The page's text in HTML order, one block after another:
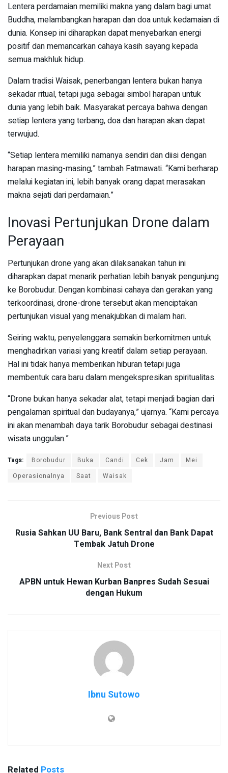
Lentera perdamaian memiliki makna yang dalam bagi umat
Buddha, melambangkan harapan dan doa untuk kedamaian di
dunia. Konsep ini diharapkan dapat menyebarkan energi
positif dan memancarkan cahaya kasih sayang kepada
semua makhluk hidup.
Dalam tradisi Waisak, penerbangan lentera bukan hanya
sekadar ritual, tetapi juga sebagai simbol harapan untuk
dunia yang lebih baik. Masyarakat percaya bahwa dengan
setiap lentera yang terbang, doa dan harapan akan dapat
terwujud.
“Setiap lentera memiliki namanya sendiri dan diisi dengan
harapan masing-masing,” tambah Fatmawati. “Kami berharap
melalui kegiatan ini, lebih banyak orang dapat merasakan
makna sejati dari perdamaian.”
Inovasi Pertunjukan Drone dalam
Perayaan
Pertunjukan drone yang akan dilaksanakan tahun ini
diharapkan dapat menarik perhatian lebih banyak pengunjung
ke Borobudur. Dengan kombinasi cahaya dan gerakan yang
terkoordinasi, drone-drone tersebut akan menciptakan
pertunjukan visual yang menakjubkan di malam hari.
Seiring waktu, penyelenggara semakin berkomitmen untuk
menghadirkan variasi yang kreatif dalam setiap perayaan.
Hal ini tidak hanya memberikan hiburan tetapi juga
membentuk cara baru dalam mengekspresikan spiritualitas.
“Drone bukan hanya sekadar alat, tetapi menjadi bagian dari
pengalaman spiritual dan budayanya,” ujarnya. “Kami percaya
ini akan menambah daya tarik Borobudur sebagai destinasi
wisata unggulan.”
Tags: Borobudur Buka Candi Cek Jam
Mei
Operasionalnya
Saat Waisak
Previous Post
Rusia Sahkan UU Baru, Bank Sentral dan Bank Dapat
Tembak Jatuh Drone
Next Post
APBN untuk Hewan Kurban Banpres Sudah Sesuai
dengan Hukum
Ibnu Sutowo
Related Posts